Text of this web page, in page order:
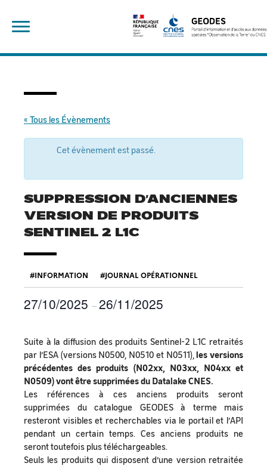
content
« Tous les Évènements
Cet évènement est passé.
SUPPRESSION D’ANCIENNES
VERSION DE PRODUITS
SENTINEL 2 L1C
INFORMATION JOURNAL OPÉRATIONNEL
27/10/2025 –26/11/2025
Suite à la diffusion des produits Sentinel-2 L1C retraités
par l’ESA (versions N0500, N0510 et N0511),les versions
précédentes des produits (N02xx, N03xx, N04xx et
N0509) vont être supprimées du Datalake CNES.
Les références à ces anciens produits seront
supprimées du catalogue GEODES à terme mais
resteront visibles et recherchables via le portail et l’API
pendant un certain temps. Ces anciens produits ne
seront toutefois plus téléchargeables.
Seuls les produits qui disposent d’une version retraitée